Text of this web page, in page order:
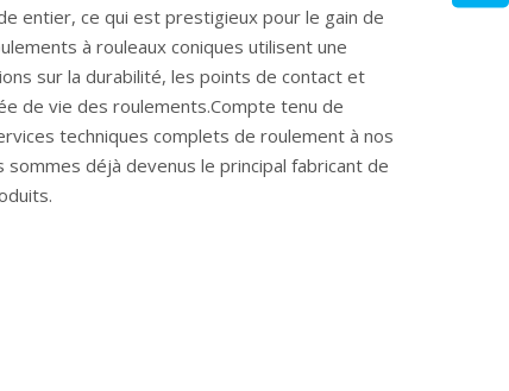
entier, ce qui est prestigieux pour le gain de
à rouleaux coniques utilisent une
sur la durabilité, les points de contact et
de vie des roulements.Compte tenu de
techniques complets de roulement à nos
déjà devenus le principal fabricant de